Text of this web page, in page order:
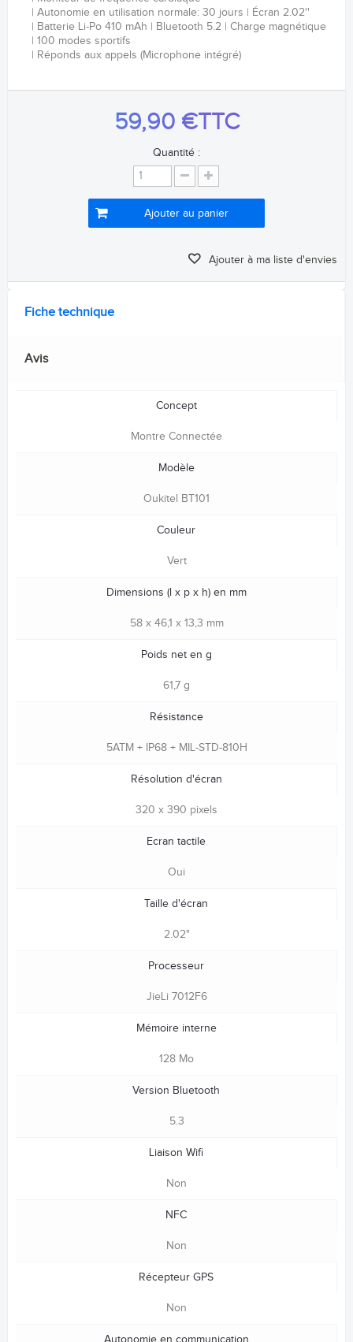
Autonomie en utilisation normale: 30 jours
Écran 2.02''
Batterie Li-Po 410 mAh Bluetooth 5.2
Charge magnétique
100 modes sportifs
Réponds aux appels (Microphone intégré)
59,90 €TTC
Quantité :
Ajouter au panier
Ajouter à ma liste d'envies
Fiche technique
Avis
Concept
Montre Connectée
Modèle
Oukitel BT101
Couleur
Vert
Dimensions (l x p x h) en mm
58 x 46,1 x 13,3 mm
Poids net en g
61,7 g
Résistance
5ATM + IP68 + MIL-STD-810H
Résolution d'écran
320 x 390 pixels
Ecran tactile
Oui
Taille d'écran
2.02"
Processeur
JieLi 7012F6
Mémoire interne
128 Mo
Version Bluetooth
5.3
Liaison Wifi
Non
NFC
Non
Récepteur GPS
Non